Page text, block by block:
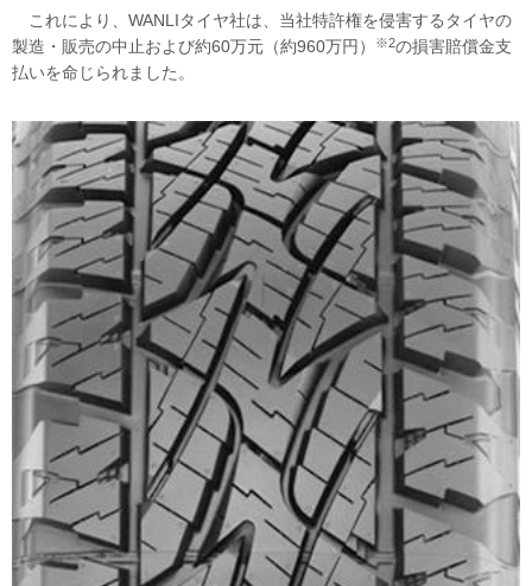
これにより、WANLIタイヤ社は、当社特許権を侵害するタイヤの
製造・販売の中止および約60万元（約960万円）
※2の損害賠償金支
払いを命じられました。